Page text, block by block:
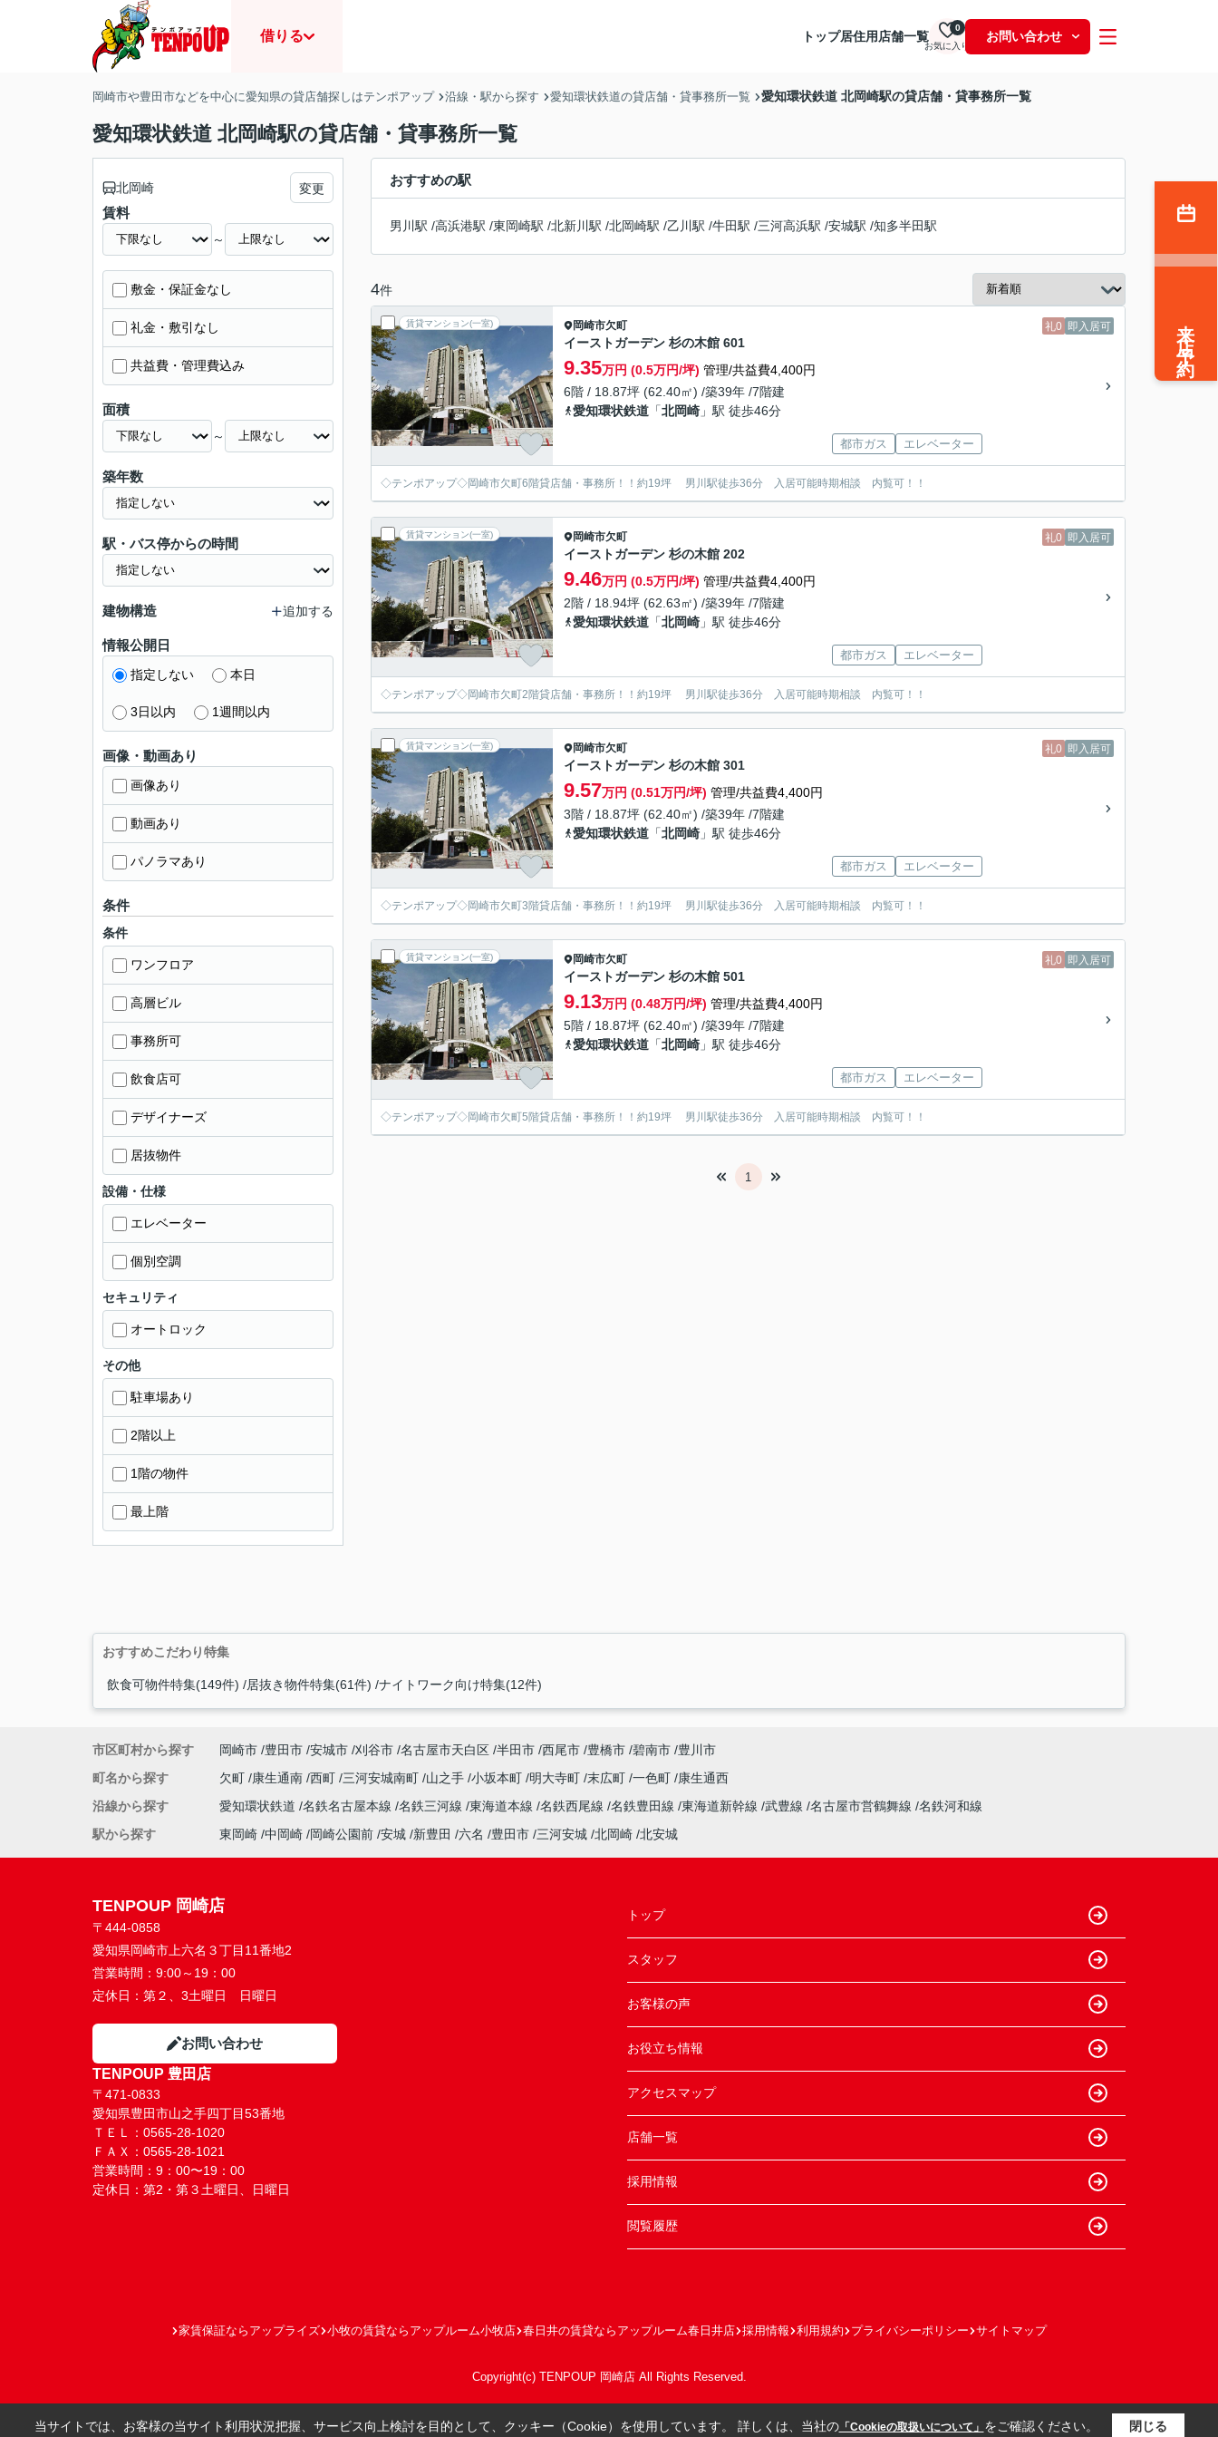
借りる トップ居住用店舗一覧
お気に入り
0
お問い合わせ
岡崎市や豊田市などを中心に愛知県の貸店舗探しはテンポアップ 沿線・駅から探す 愛知環状鉄道の貸店舗・貸事務所一覧 愛知環状鉄道 北岡崎駅の貸店舗・貸事務所一覧
愛知環状鉄道 北岡崎駅の貸店舗・貸事務所一覧
おすすめの駅
男川駅 /高浜港駅 /東岡崎駅 /北新川駅 /北岡崎駅 /乙川駅 /牛田駅 /三河高浜駅 /安城駅 /知多半田駅
4件
賃貸マンション(一室) 礼0 即入居可
岡崎市欠町
イーストガーデン 杉の木館 601
9.35万円 (0.5万円/坪) 管理/共益費4,400円
6階 / 18.87坪 (62.40㎡) /築39年 /7階建
愛知環状鉄道 「北岡崎 」駅 徒歩46分
都市ガス エレベーター
◇テンポアップ◇岡崎市欠町6階貸店舗・事務所！！約19坪 男川駅徒歩36分 入居可能時期相談 内覧可！！
賃貸マンション(一室) 礼0 即入居可
岡崎市欠町
イーストガーデン 杉の木館 202
9.46万円 (0.5万円/坪) 管理/共益費4,400円
2階 / 18.94坪 (62.63㎡) /築39年 /7階建
愛知環状鉄道 「北岡崎 」駅 徒歩46分
都市ガス エレベーター
◇テンポアップ◇岡崎市欠町2階貸店舗・事務所！！約19坪 男川駅徒歩36分 入居可能時期相談 内覧可！！
賃貸マンション(一室) 礼0 即入居可
岡崎市欠町
イーストガーデン 杉の木館 301
9.57万円 (0.51万円/坪) 管理/共益費4,400円
3階 / 18.87坪 (62.40㎡) /築39年 /7階建
愛知環状鉄道 「北岡崎 」駅 徒歩46分
都市ガス エレベーター
◇テンポアップ◇岡崎市欠町3階貸店舗・事務所！！約19坪 男川駅徒歩36分 入居可能時期相談 内覧可！！
賃貸マンション(一室) 礼0 即入居可
岡崎市欠町
イーストガーデン 杉の木館 501
9.13万円 (0.48万円/坪) 管理/共益費4,400円
5階 / 18.87坪 (62.40㎡) /築39年 /7階建
愛知環状鉄道 「北岡崎 」駅 徒歩46分
都市ガス エレベーター
◇テンポアップ◇岡崎市欠町5階貸店舗・事務所！！約19坪 男川駅徒歩36分 入居可能時期相談 内覧可！！
1
北岡崎 変更
賃料
～
敷金・保証金なし
礼金・敷引なし
共益費・管理費込み
面積
～
築年数
駅・バス停からの時間
建物構造 追加する
情報公開日
指定しない 本日
3日以内 1週間以内
画像・動画あり
画像あり
動画あり
パノラマあり
条件
条件
ワンフロア
高層ビル
事務所可
飲食店可
デザイナーズ
居抜物件
設備・仕様
エレベーター
個別空調
セキュリティ
オートロック
その他
駐車場あり
2階以上
1階の物件
最上階
おすすめこだわり特集
飲食可物件特集(149件) 居抜き物件特集(61件) ナイトワーク向け特集(12件)
来店予約
市区町村から探す 岡崎市 豊田市 安城市 刈谷市 名古屋市天白区 半田市 西尾市 豊橋市 碧南市 豊川市
町名から探す
欠町 康生通南 西町 三河安城南町 山之手 小坂本町 明大寺町 末広町 一色町
康生通西
沿線から探す
愛知環状鉄道 名鉄名古屋本線 名鉄三河線 東海道本線 名鉄西尾線 名鉄豊田線 東海道新幹線 武豊線 名古屋市営鶴舞線 名鉄河和線
駅から探す
東岡崎 中岡崎 岡崎公園前 安城 新豊田 六名 豊田市 三河安城 北岡崎 北安城
TENPOUP 岡崎店
〒444-0858
愛知県岡崎市上六名３丁目11番地2
営業時間： 9:00～19：00
定休日： 第２、3土曜日 日曜日
お問い合わせ
TENPOUP 豊田店
〒471-0833
愛知県豊田市山之手四丁目53番地
ＴＥＬ：0565-28-1020
ＦＡＸ：0565-28-1021
営業時間：9：00〜19：00
定休日：第2・第３土曜日、日曜日
トップ
スタッフ
お客様の声
お役立ち情報
アクセスマップ
店舗一覧
採用情報
閲覧履歴
家賃保証ならアップライズ 小牧の賃貸ならアップルーム小牧店 春日井の賃貸ならアップルーム春日井店 採用情報 利用規約 プライバシーポリシー サイトマップ
Copyright(c) TENPOUP 岡崎店 All Rights Reserved.
当サイトでは、お客様の当サイト利用状況把握、サービス向上検討を目的として、クッキー（Cookie）を使用しています。 詳しくは、当社の「Cookieの取扱いについて」 をご確認ください。 閉じる